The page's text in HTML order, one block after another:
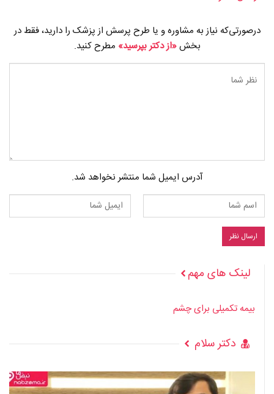
درصورتی‌که نیاز به مشاوره و یا طرح پرسش از پزشک را دارید، فقط در
بخش«از دکتر بپرسید» مطرح کنید.
آدرس ایمیل شما منتشر نخواهد شد.
لینک های مهم
بیمه تکمیلی برای چشم
دکتر سلام